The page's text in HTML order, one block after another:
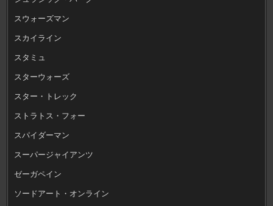
スウォーズマン
スカイライン
スタミュ
スターウォーズ
スター・トレック
ストラトス・フォー
スパイダーマン
スーパージャイアンツ
ゼーガペイン
ソードアート・オンライン